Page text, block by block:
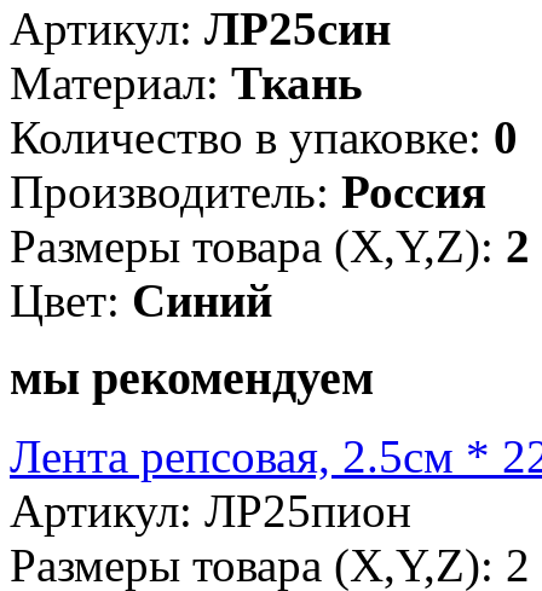
Артикул: ЛР25син
Материал: Ткань
Количество в упаковке: 0
Производитель: Россия
Размеры товара (X,Y,Z): 2
Цвет: Синий
мы рекомендуем
Лента репсовая, 2.5см *
Артикул: ЛР25пион
Размеры товара (X,Y,Z):